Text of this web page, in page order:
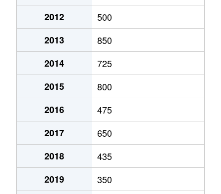
2012
500
2013
850
2014
725
2015
800
2016
475
2017
650
2018
435
2019
350